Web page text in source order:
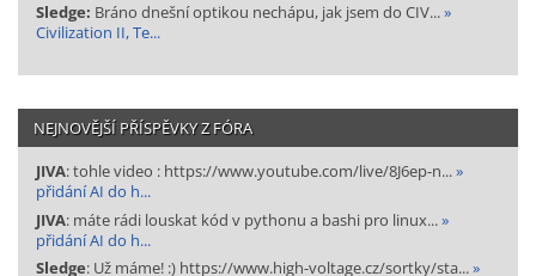
Sledge: Bráno dnešní optikou nechápu, jak jsem do CIV...»
Civilization II, Te...
NEJNOVĚJŠÍ PŘÍSPĚVKY Z FÓRA
JIVA: tohle video : https://www.youtube.com/live/8J6ep-n...»
přidání AI do h...
JIVA: máte rádi louskat kód v pythonu a bashi pro linux...»
přidání AI do h...
Sledge: Už máme! :) https://www.high-voltage.cz/sortky/sta...»